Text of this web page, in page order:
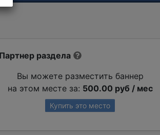
Партнер раздела
Вы можете разместить баннер
на этом месте за: 500.00 руб / мес
Купить это место